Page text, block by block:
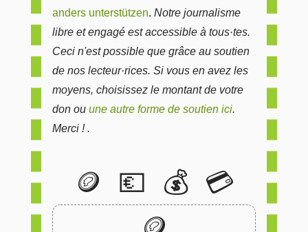
anders unterstützen. Notre journalisme
libre et engagé est accessible à tous·tes.
Ceci n'est possible que grâce au soutien
de nos lecteur·rices. Si vous en avez les
moyens, choisissez le montant de votre
don ou une autre forme de soutien ici.
Merci ! .
🪙 💶 💰 💳